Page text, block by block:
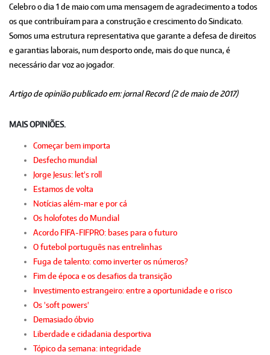
Celebro o dia 1 de maio com uma mensagem de agradecimento a todos
os que contribuíram para a construção e crescimento do Sindicato.
Somos uma estrutura representativa que garante a defesa de direitos
e garantias laborais, num desporto onde, mais do que nunca, é
necessário dar voz ao jogador.
Artigo de opinião publicado em: jornal Record (2 de maio de 2017)
MAIS OPINIÕES.
Começar bem importa
Desfecho mundial
Jorge Jesus: let's roll
Estamos de volta
Notícias além-mar e por cá
Os holofotes do Mundial
Acordo FIFA-FIFPRO: bases para o futuro
O futebol português nas entrelinhas
Fuga de talento: como inverter os números?
Fim de época e os desafios da transição
Investimento estrangeiro: entre a oportunidade e o risco
Os 'soft powers'
Demasiado óbvio
Liberdade e cidadania desportiva
Tópico da semana: integridade